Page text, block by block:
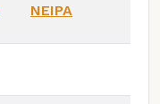
NEIPA